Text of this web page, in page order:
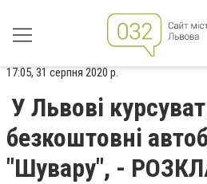
17:05, 31 серпня 2020 р.
У Львові
безкоштовні
"Шувару", -